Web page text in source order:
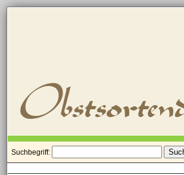
Suchbegriff: